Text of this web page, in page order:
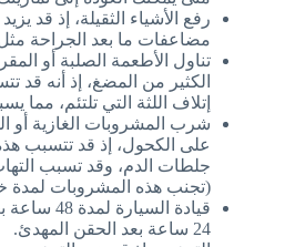
رفع الأشياء الثقيلة، إذ قد
مضاعفات ما بعد الجراحة
تناول الأطعمة الصلبة أو
الكثير من المضغ، إذ أنه قد
إتلاف اللثة التي تلتئم، مما
شرب المشروبات الغازية أو
على الكحول، إذ قد تتسبب
جلطات الدم، وقد تسبب
(تجنب هذه المشروبات لمدة
قيادة
24 ساعة بعد الحقن المهدئ.